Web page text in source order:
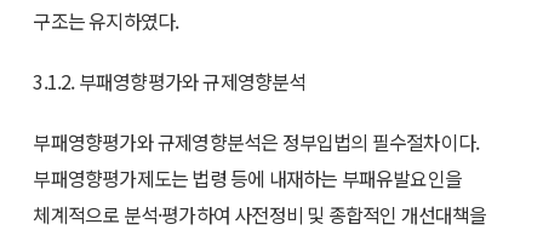
구조는 유지하였다.
3.1.2. 부패영향평가와 규제영향분석
부패영향평가와 규제영향분석은 정부입법의 필수절차이다.
부패영향평가제도는 법령 등에 내재하는 부패유발요인을
체계적으로 분석·평가하여 사전정비 및 종합적인 개선대책을